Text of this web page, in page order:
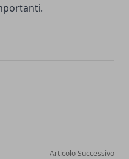
Articolo Successivo